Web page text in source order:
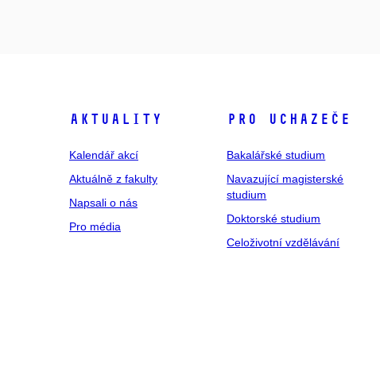
Aktuality
Kalendář akcí
Aktuálně z fakulty
Napsali o nás
Pro média
Pro uchazeče
Bakalářské studium
Navazující magisterské
studium
Doktorské studium
Celoživotní vzdělávání